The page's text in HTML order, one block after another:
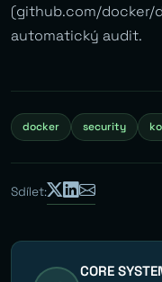
(github.com/
automatický audit.
docker security
Sdílet:
CORE